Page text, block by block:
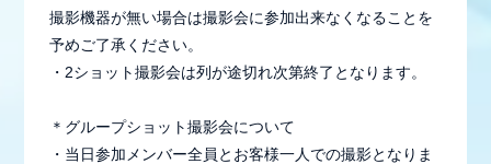
撮影機器が無い場合は撮影会に参加出来なくなることを
予めご了承ください。
・2ショット撮影会は列が途切れ次第終了となります。
＊グループショット撮影会について
・当日参加メンバー全員とお客様一人での撮影となりま